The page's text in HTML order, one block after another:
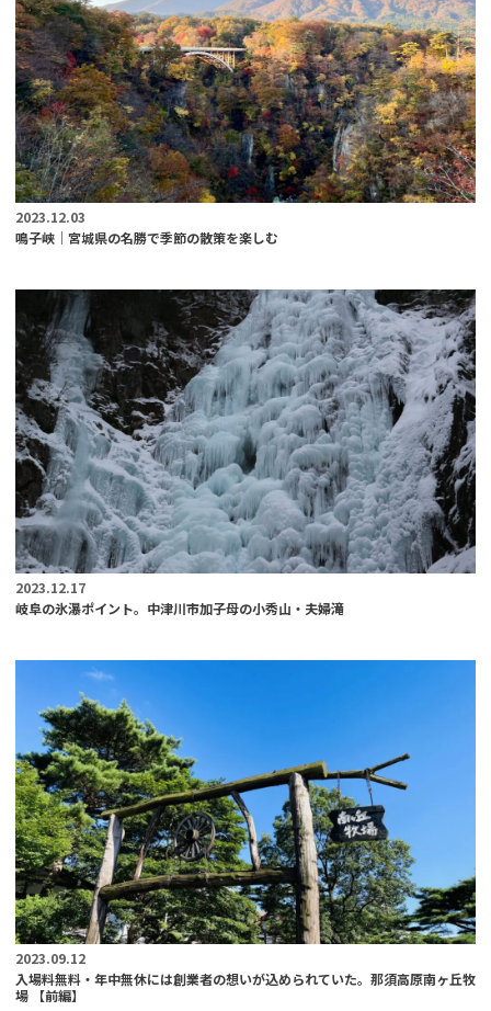
2023.12.03
鳴子峡｜宮城県の名勝で季節の散策を楽しむ
2023.12.17
岐阜の氷瀑ポイント。中津川市加子母の小秀山・夫婦滝
2023.09.12
入場料無料・年中無休には創業者の想いが込められていた。那須高原南ヶ丘牧
場 【前編】